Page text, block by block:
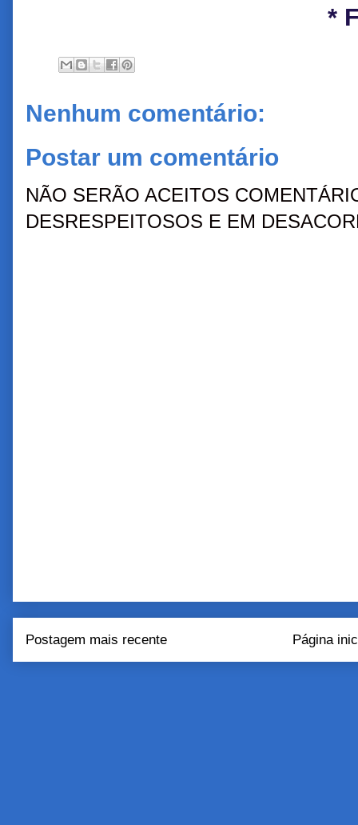
*
Nenhum comentário:
Postar um comentário
NÃO SERÃO ACEITOS
DESRESPEITOSOS E EM
Postagem mais recente Página